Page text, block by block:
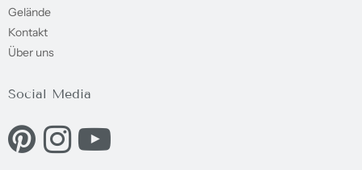
Gelände
Kontakt
Über uns
Social Media
Eine externe Webseite in einem neuen Fenster öffnen.
Eine externe Webseite in einem neuen Fenster öffnen.
Eine externe Webseite in einem neuen Fenster